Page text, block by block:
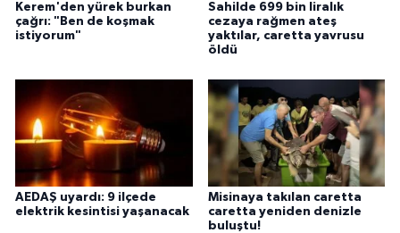
Kerem'den yürek burkan
çağrı: "Ben de koşmak
istiyorum"
Sahilde 699 bin liralık
cezaya rağmen ateş
yaktılar, caretta yavrusu
öldü
AEDAŞ uyardı: 9 ilçede
elektrik kesintisi yaşanacak
Misinaya takılan caretta
caretta yeniden denizle
buluştu!